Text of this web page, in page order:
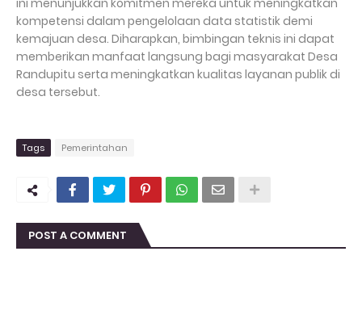
ini menunjukkan komitmen mereka untuk meningkatkan
kompetensi dalam pengelolaan data statistik demi
kemajuan desa. Diharapkan, bimbingan teknis ini dapat
memberikan manfaat langsung bagi masyarakat Desa
Randupitu serta meningkatkan kualitas layanan publik di
desa tersebut.
Tags Pemerintahan
POST A COMMENT